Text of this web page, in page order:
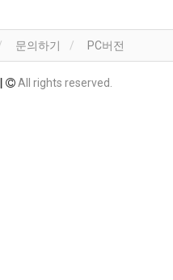
문의하기 PC버전
All rights reserved.